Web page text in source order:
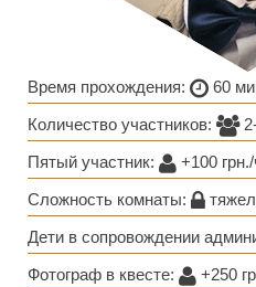
Время прохождения:
60
Количество участников:
Пятый участник:
+100
Сложность комнаты:
Дети в сопровождении
Фотограф в квесте:
+250